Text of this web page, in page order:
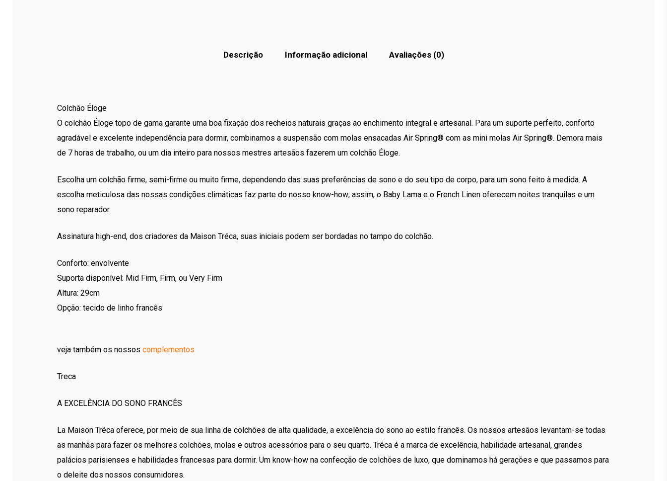
Descrição Informação adicional Avaliações (0)
Colchão Éloge
O colchão Éloge topo de gama garante uma boa fixação dos recheios naturais graças ao enchimento integral e artesanal. Para um suporte perfeito, conforto
agradável e excelente independência para dormir, combinamos a suspensão com molas ensacadas Air Spring® com as mini molas Air Spring®. Demora mais
de 7 horas de trabalho, ou um dia inteiro para nossos mestres artesãos fazerem um colchão Éloge.
Escolha um colchão firme, semi-firme ou muito firme, dependendo das suas preferências de sono e do seu tipo de corpo, para um sono feito à medida. A
escolha meticulosa das nossas condições climáticas faz parte do nosso know-how; assim, o Baby Lama e o French Linen oferecem noites tranquilas e um
sono reparador.
Assinatura high-end, dos criadores da Maison Tréca, suas iniciais podem ser bordadas no tampo do colchão.
Conforto: envolvente
Suporta disponível: Mid Firm, Firm, ou Very Firm
Altura: 29cm
Opção: tecido de linho francês
veja também os nossoscomplementos
Treca
A EXCELÊNCIA DO SONO FRANCÊS
La Maison Tréca oferece, por meio de sua linha de colchões de alta qualidade, a excelência do sono ao estilo francês. Os nossos artesãos levantam-se todas
as manhãs para fazer os melhores colchões, molas e outros acessórios para o seu quarto. Tréca é a marca de excelência, habilidade artesanal, grandes
palácios parisienses e habilidades francesas para dormir. Um know-how na confecção de colchões de luxo, que dominamos há gerações e que passamos para
o deleite dos nossos consumidores.